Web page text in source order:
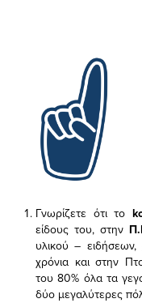
Γνωρίζετε ότι το
είδους του, στην
υλικού – ειδήσεων,
χρόνια και στην
του 80% όλα τα
δύο μεγαλύτερες